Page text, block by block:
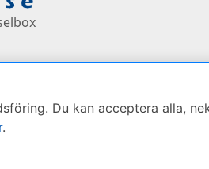
Du kan acceptera alla,
.